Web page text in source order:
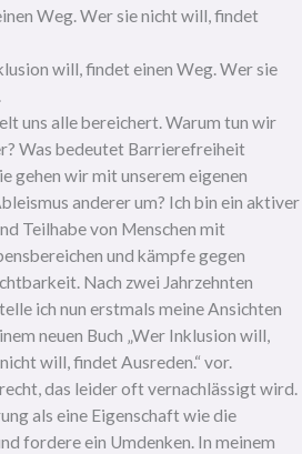
will, findet einen Weg. Wer sie
uns alle bereichert. Warum tun wir
Was bedeutet Barrierefreiheit
gehen wir mit unserem eigenen
anderer um? Ich bin ein aktiver
Teilhabe von Menschen mit
und kämpfe gegen
Nach zwei Jahrzehnten
ich nun erstmals meine Ansichten
neuen Buch „Wer Inklusion will,
will, findet Ausreden.“ vor.
das leider oft vernachlässigt wird.
als eine Eigenschaft wie die
fordere ein Umdenken. In meinem